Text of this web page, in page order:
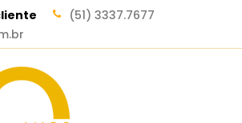
(51) 3337.7677